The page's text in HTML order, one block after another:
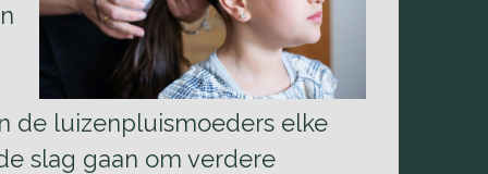
de luizenpluismoeders elke
slag gaan om verdere